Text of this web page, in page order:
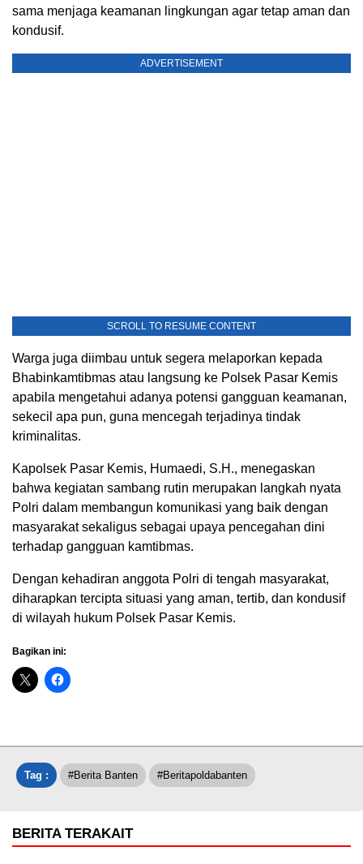
sama menjaga keamanan lingkungan agar tetap aman dan
kondusif.
ADVERTISEMENT
SCROLL TO RESUME CONTENT
Warga juga diimbau untuk segera melaporkan kepada
Bhabinkamtibmas atau langsung ke Polsek Pasar Kemis
apabila mengetahui adanya potensi gangguan keamanan,
sekecil apa pun, guna mencegah terjadinya tindak
kriminalitas.
Kapolsek Pasar Kemis, Humaedi, S.H., menegaskan
bahwa kegiatan sambang rutin merupakan langkah nyata
Polri dalam membangun komunikasi yang baik dengan
masyarakat sekaligus sebagai upaya pencegahan dini
terhadap gangguan kamtibmas.
Dengan kehadiran anggota Polri di tengah masyarakat,
diharapkan tercipta situasi yang aman, tertib, dan kondusif
di wilayah hukum Polsek Pasar Kemis.
Bagikan ini:
Tag : #Berita Banten #beritapoldabanten
BERITA TERAKAIT